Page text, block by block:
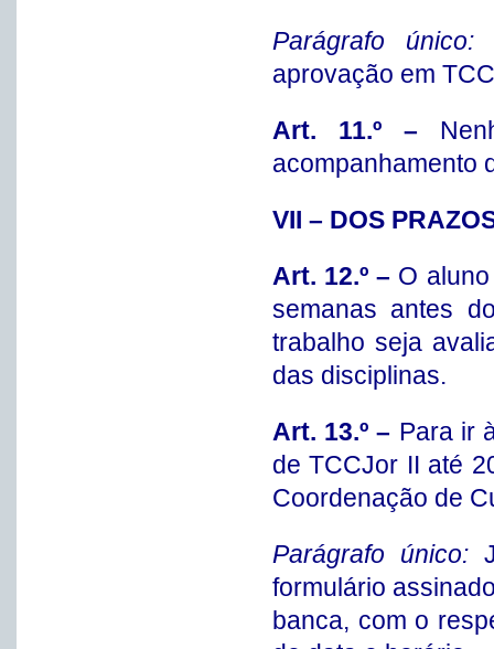
Parágrafo único:
aprovação em
Art. 11.º –
acompanhamento
VII – DOS
Art. 12.º – O
semanas antes
trabalho seja
das disciplinas.
Art. 13.º – Para ir
de TCCJor II até
Coordenação de
Parágrafo único:
formulário
banca, com o